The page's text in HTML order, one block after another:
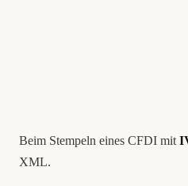
Beim Stempeln eines CFDI mit
XML.